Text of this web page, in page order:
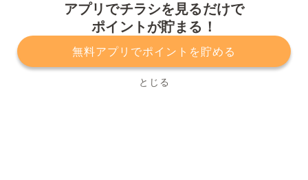
アプリでチラシを見るだけで
ポイントが貯まる！
無料アプリでポイントを貯める
とじる
プライバシーポリシー 利用規約
運営会社
サービスに関してのお問い合わせ